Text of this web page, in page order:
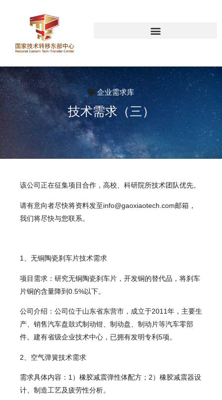
企业需求库
技术需求（三）
该公司正在征集项目合作，高校、科研院所技术团队优先。
请有意向者尽快将资料发至info@gaoxiaotech.com邮箱，
我们将尽快与您联系。
1、无铜陶瓷刹车片技术需求
项目需求：研究无铜陶瓷刹车片，开发铜的替代品，将刹车
片铜的含量降到0.5%以下。
公司介绍：公司位于山东省东营市，成立于2011年，主要生
产、销售汽车盘鼓式制动钳、制动盘、制动片等汽车零部
件。建有省级企业技术中心，已拥有发明专利5项。
2、空气弹簧技术需求
需求具体内容：1）橡胶减震弹性体配方；2）橡胶减震器设
计、制造工艺及疲劳性分析。